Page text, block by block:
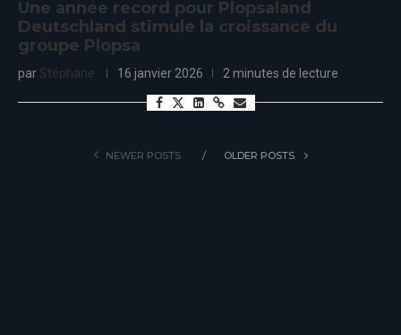
Une année record pour Plopsaland
Deutschland stimule la croissance du
groupe Plopsa
par Stéphane 16 janvier 2026 2 minutes de lecture
NEWER POSTS OLDER POSTS